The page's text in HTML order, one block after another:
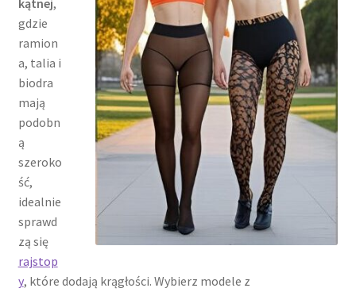
kątnej,
gdzie
ramion
a, talia i
biodra
mają
podobn
ą
szeroko
ść,
idealnie
sprawd
zą się
rajstop
y, które dodają krągłości. Wybierz modele z